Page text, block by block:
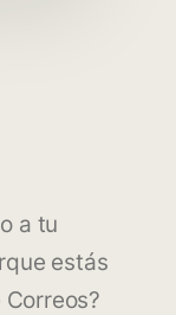
a tu
estás